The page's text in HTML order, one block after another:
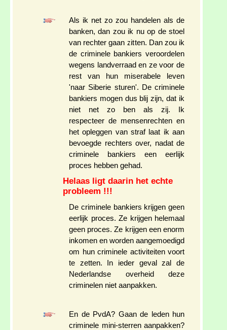
Als ik net zo zou handelen als de
banken, dan zou ik nu op de stoel
van rechter gaan zitten. Dan zou ik
de criminele bankiers veroordelen
wegens landverraad en ze voor de
rest van hun miserabele leven
'naar Siberie sturen'. De criminele
bankiers mogen dus blij zijn, dat ik
niet net zo ben als zij. Ik
respecteer de mensenrechten en
het opleggen van straf laat ik aan
bevoegde rechters over, nadat de
criminele bankiers een eerlijk
proces hebben gehad.
Helaas ligt daarin het echte
probleem !!!
De criminele bankiers krijgen geen
eerlijk proces. Ze krijgen helemaal
geen proces. Ze krijgen een enorm
inkomen en worden aangemoedigd
om hun criminele activiteiten voort
te zetten. In ieder geval zal de
Nederlandse overheid deze
criminelen niet aanpakken.
En de PvdA? Gaan de leden hun
criminele mini-sterren aanpakken?